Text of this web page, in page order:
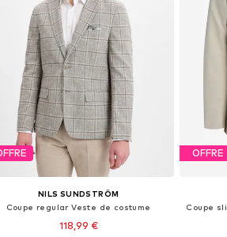
NILS SUNDSTRÖM
Coupe regular Veste de costume
118,99 €
OFFRE